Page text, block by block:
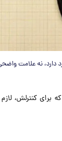
نه علامت
کنترلش،